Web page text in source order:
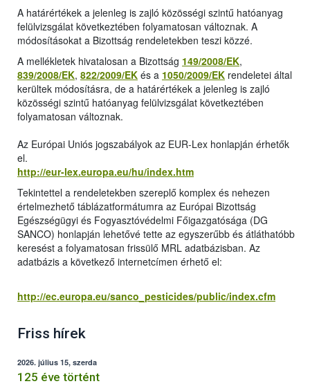
A határértékek a jelenleg is zajló közösségi szintű hatóanyag
felülvizsgálat következtében folyamatosan változnak. A
módosításokat a Bizottság rendeletekben teszi közzé.
A mellékletek hivatalosan a Bizottság 149/2008/EK,
839/2008/EK, 822/2009/EK és a 1050/2009/EK rendeletei által
kerültek módosításra, de a határértékek a jelenleg is zajló
közösségi szintű hatóanyag felülvizsgálat következtében
folyamatosan változnak.
Az Európai Uniós jogszabályok az EUR-Lex honlapján érhetők
el.
http://eur-lex.europa.eu/hu/index.htm
Tekintettel a rendeletekben szereplő komplex és nehezen
értelmezhető táblázatformátumra az Európai Bizottság
Egészségügyi és Fogyasztóvédelmi Főigazgatósága (DG
SANCO) honlapján lehetővé tette az egyszerűbb és átláthatóbb
keresést a folyamatosan frissülő MRL adatbázisban. Az
adatbázis a következő internetcímen érhető el:
http://ec.europa.eu/sanco_pesticides/public/index.cfm
Friss hírek
2026. július 15, szerda
125 éve történt